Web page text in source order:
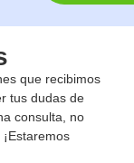
que recibimos
tus dudas de
consulta, no